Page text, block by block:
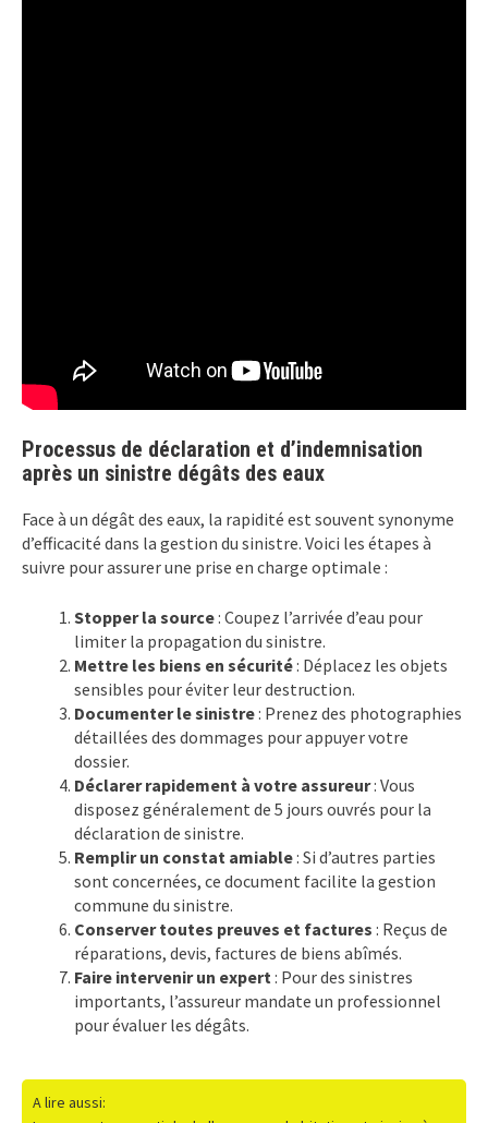
Processus de déclaration et d’indemnisation
après un sinistre dégâts des eaux
Face à un dégât des eaux, la rapidité est souvent synonyme
d’efficacité dans la gestion du sinistre. Voici les étapes à
suivre pour assurer une prise en charge optimale :
Stopper la source: Coupez l’arrivée d’eau pour
limiter la propagation du sinistre.
Mettre les biens en sécurité: Déplacez les objets
sensibles pour éviter leur destruction.
Documenter le sinistre: Prenez des photographies
détaillées des dommages pour appuyer votre
dossier.
Déclarer rapidement à votre assureur: Vous
disposez généralement de 5 jours ouvrés pour la
déclaration de sinistre.
Remplir un constat amiable: Si d’autres parties
sont concernées, ce document facilite la gestion
commune du sinistre.
Conserver toutes preuves et factures : Reçus de
réparations, devis, factures de biens abîmés.
Faire intervenir un expert : Pour des sinistres
importants, l’assureur mandate un professionnel
pour évaluer les dégâts.
A lire aussi: